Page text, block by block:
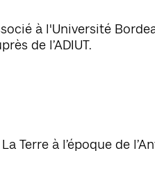
à l'Université
de l’ADIUT.
La Terre à l’époque de